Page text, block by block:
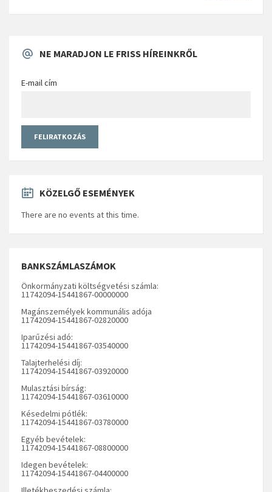
NE MARADJON LE FRISS HÍREINKRŐL
E-mail cím
KÖZELGŐ ESEMÉNYEK
There are no events at this time.
BANKSZÁMLASZÁMOK
Önkormányzati költségvetési számla:
11742094-15441867-00000000
Magánszemélyek kommunális adója
11742094-15441867-02820000
Iparűzési adó:
11742094-15441867-03540000
Talajterhelési díj:
11742094-15441867-03920000
Mulasztási bírság:
11742094-15441867-03610000
Késedelmi pótlék:
11742094-15441867-03780000
Egyéb bevételek:
11742094-15441867-08800000
Idegen bevételek:
11742094-15441867-04400000